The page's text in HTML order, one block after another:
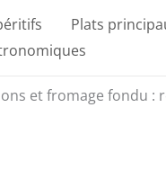
Plats
et fromage fondu :